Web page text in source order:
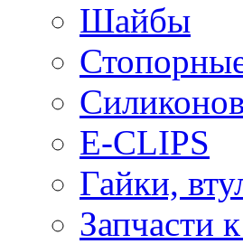
Шайбы
E-CLIPS
Гайки,
Запчасти